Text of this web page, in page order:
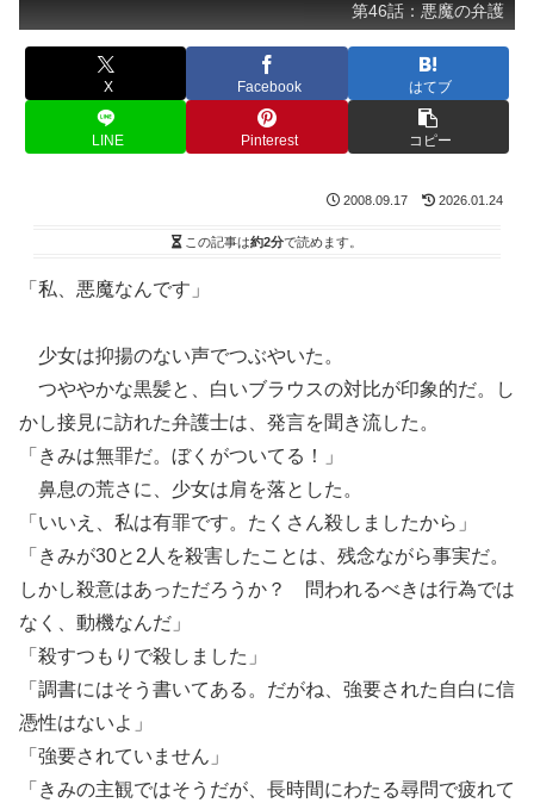
第46話：悪魔の弁護
X Facebook はてブ
LINE Pinterest コピー
2008.09.17 2026.01.24
この記事は約2分で読めます。
「私、悪魔なんです」
少女は抑揚のない声でつぶやいた。
つややかな黒髪と、白いブラウスの対比が印象的だ。し
かし接見に訪れた弁護士は、発言を聞き流した。
「きみは無罪だ。ぼくがついてる！」
鼻息の荒さに、少女は肩を落とした。
「いいえ、私は有罪です。たくさん殺しましたから」
「きみが30と2人を殺害したことは、残念ながら事実だ。
しかし殺意はあっただろうか？ 問われるべきは行為では
なく、動機なんだ」
「殺すつもりで殺しました」
「調書にはそう書いてある。だがね、強要された自白に信
憑性はないよ」
「強要されていません」
「きみの主観ではそうだが、長時間にわたる尋問で疲れて